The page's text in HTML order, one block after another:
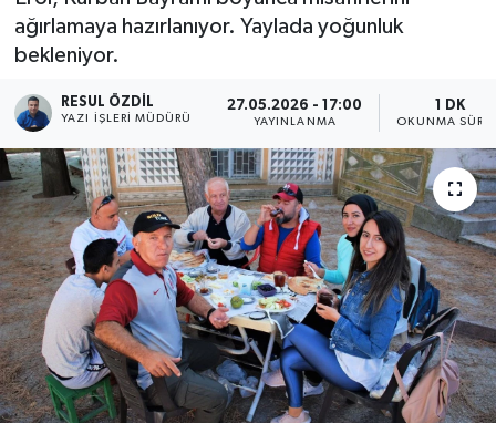
ağırlamaya hazırlanıyor. Yaylada yoğunluk
bekleniyor.
RESUL ÖZDIL
YAZI İŞLERI MÜDÜRÜ
27.05.2026 - 17:00
YAYINLANMA
1 DK
OKUNMA